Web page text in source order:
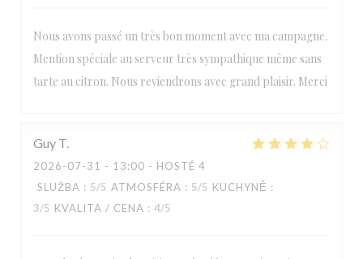
Nous avons passé un très bon moment avec ma campagne.
Mention spéciale au serveur très sympathique même sans
tarte au citron. Nous reviendrons avec grand plaisir. Merci
Guy T
2026-07-31 - 13:00 - HOSTÉ 4
SLUŽBA : 5/5 ATMOSFÉRA : 5/5 KUCHYNĚ :
3/5 KVALITA / CENA : 4/5